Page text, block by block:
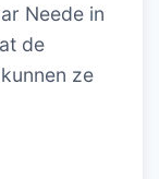
Neede in
de
ze